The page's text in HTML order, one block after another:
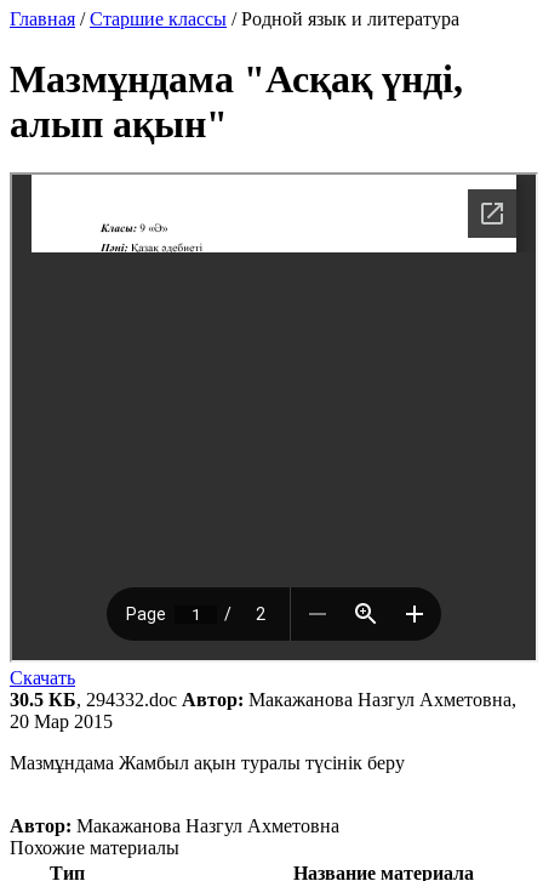
Главная /Старшие классы /Родной язык и литература
Мазмұндама "Асқақ үнді,
алып ақын"
Скачать
30.5 КБ, 294332.doc Автор: Макажанова Назгул Ахметовна,
20 Мар 2015
Мазмұндама Жамбыл ақын туралы түсінік беру
Автор: Макажанова Назгул Ахметовна
Похожие материалы
Тип
Название материала